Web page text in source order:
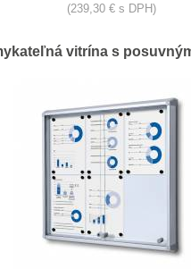
(239,30 € s DPH)
vitrína s